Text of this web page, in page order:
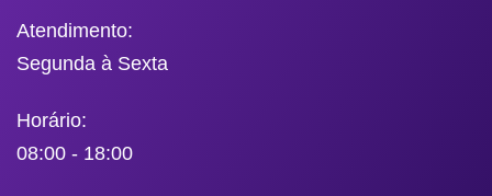
Atendimento:
Segunda à Sexta
Horário:
08:00 - 18:00